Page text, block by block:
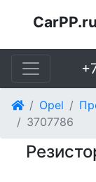
CarPP.ru
Opel
3707786